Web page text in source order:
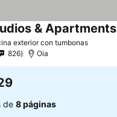
exterior con tumbonas
& Apartments
826 Oia
de 8 páginas